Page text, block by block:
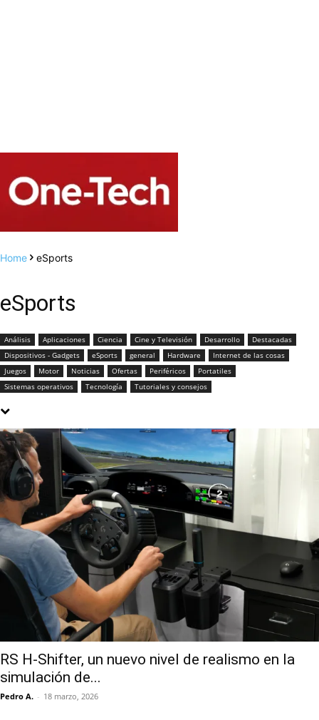
Home eSports
eSports
Análisis Aplicaciones Ciencia Cine y Televisión Desarrollo
Destacadas
Dispositivos - Gadgets
eSports general Hardware
Internet de las cosas
Juegos
Motor Noticias Ofertas Periféricos
Portatiles
Sistemas operativos
Tecnología Tutoriales y consejos
RS H-Shifter, un nuevo nivel de realismo en la
simulación de...
Pedro A. - 18 marzo, 2026